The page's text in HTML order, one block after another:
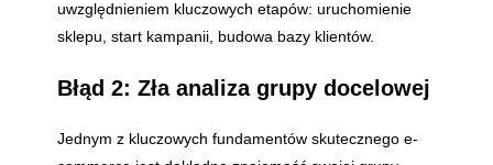
uwzględnieniem kluczowych etapów: uruchomienie
sklepu, start kampanii, budowa bazy klientów.
Błąd 2: Zła analiza grupy docelowej
Jednym z kluczowych fundamentów skutecznego e-